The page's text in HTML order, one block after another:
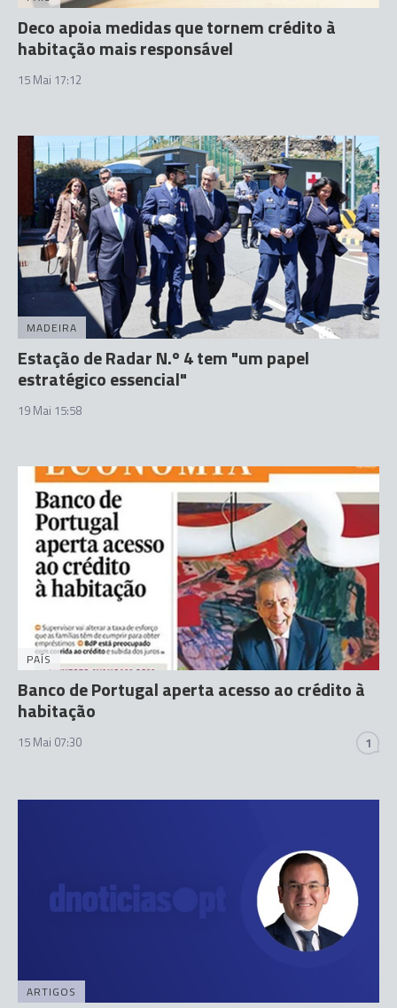
Deco apoia medidas que tornem crédito à
habitação mais responsável
15 Mai 17:12
MADEIRA
Estação de Radar N.º 4 tem "um papel
estratégico essencial"
19 Mai 15:58
PAÍS
Banco de Portugal aperta acesso ao crédito à
habitação
15 Mai 07:30 1
ARTIGOS